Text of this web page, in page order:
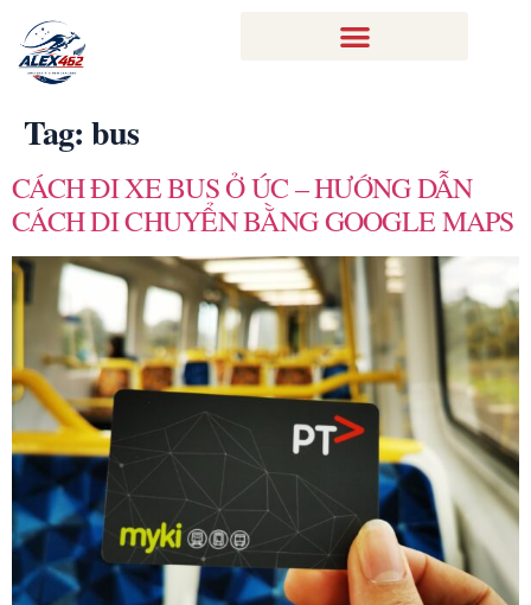
Tag:bus
CÁCH ĐI XE BUS Ở ÚC – HƯỚNG DẪN
CÁCH DI CHUYỂN BẰNG GOOGLE MAPS